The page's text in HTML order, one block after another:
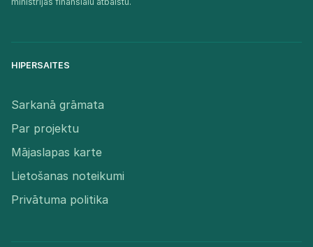
HIPERSAITES
Sarkanā grāmata
Par projektu
Mājaslapas karte
Lietošanas noteikumi
Privātuma politika